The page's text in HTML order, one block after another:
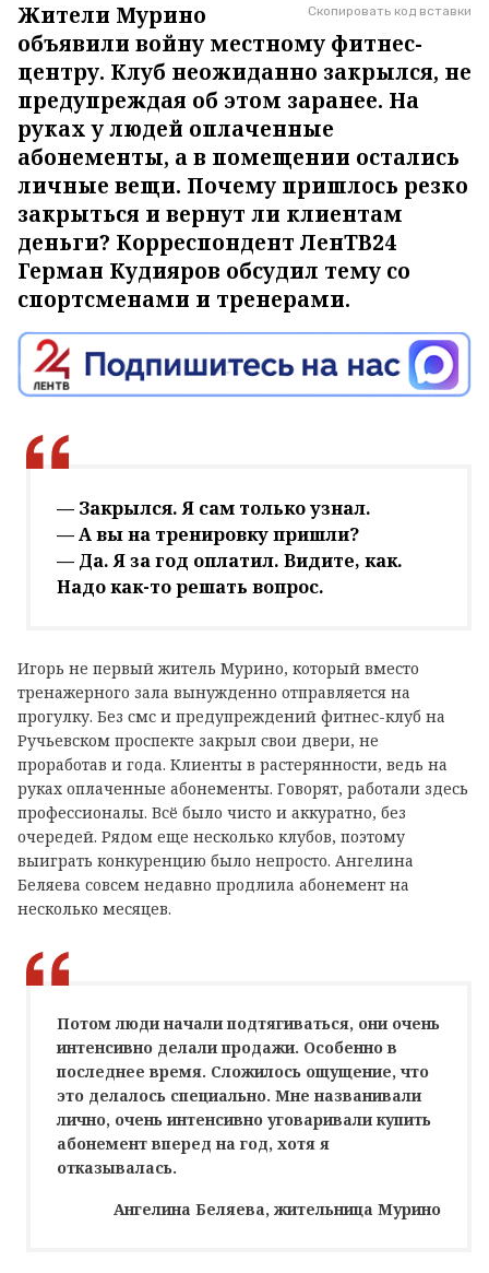
Скопировать код вставки
Жители Мурино
объявили войну местному фитнес-
центру. Клуб неожиданно закрылся, не
предупреждая об этом заранее. На
руках у людей оплаченные
абонементы, а в помещении остались
личные вещи. Почему пришлось резко
закрыться и вернут ли клиентам
деньги? Корреспондент ЛенТВ24
Герман Кудияров обсудил тему со
спортсменами и тренерами.
— Закрылся. Я сам только узнал.
— А вы на тренировку пришли?
— Да. Я за год оплатил. Видите, как.
Надо как-то решать вопрос.
Игорь не первый житель Мурино, который вместо
тренажерного зала вынужденно отправляется на
прогулку. Без смс и предупреждений фитнес-клуб на
Ручьевском проспекте закрыл свои двери, не
проработав и года. Клиенты в растерянности, ведь на
руках оплаченные абонементы. Говорят, работали здесь
профессионалы. Всё было чисто и аккуратно, без
очередей. Рядом еще несколько клубов, поэтому
выиграть конкуренцию было непросто. Ангелина
Беляева совсем недавно продлила абонемент на
несколько месяцев.
Потом люди начали подтягиваться, они очень
интенсивно делали продажи. Особенно в
последнее время. Сложилось ощущение, что
это делалось специально. Мне названивали
лично, очень интенсивно уговаривали купить
абонемент вперед на год, хотя я
отказывалась.
Ангелина Беляева, жительница Мурино